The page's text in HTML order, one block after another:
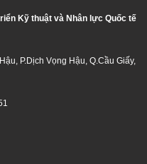
Kỹ thuật và Nhân lực Quốc tế
P.Dịch Vọng Hậu, Q.Cầu Giấy,